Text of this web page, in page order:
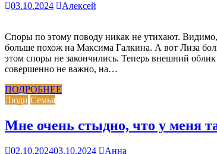
03.10.2024 Алексей
Споры по этому поводу никак не утихают. Видимо,
больше похож на Максима Галкина. А вот Лиза
этом споры не закончились. Теперь внешний
совершенно не важно, на…
ПОДРОБНЕЕ
Люди Семья
Мне очень стыдно, что у меня
02.10.202403.10.2024 Анна